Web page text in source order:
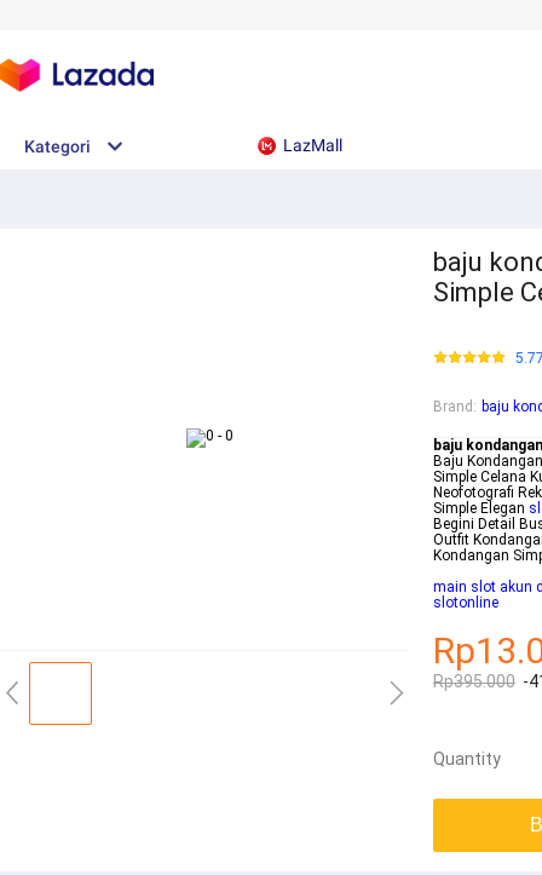
Kategori LazMall
baju
Simple
Brand : baju
baju
Baju
Simple Celana
Neofotografi
Simple Elegan
Begini Detail
Outfit
Kondangan
main slot akun
slotonline
Rp395.000 -
Quantity